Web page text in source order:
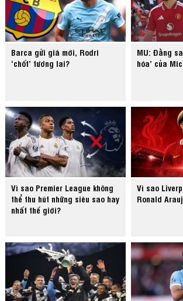
Barca gửi giá mới, Rodri
‘chốt’ tương lai?
MU: Đằng
hóa’ của
Vì sao Premier League không
thể thu hút những siêu sao hay
nhất thế giới?
Vì sao
Ronald